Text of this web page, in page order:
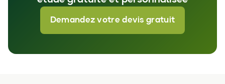
Demandez votre devis gratuit